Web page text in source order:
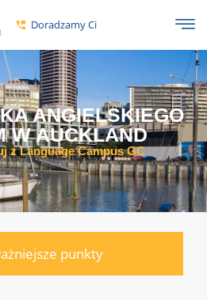
Doradzamy Ci
ANGIELSKIEGO
W AUCKLAND
z Language Campus GC
punkty